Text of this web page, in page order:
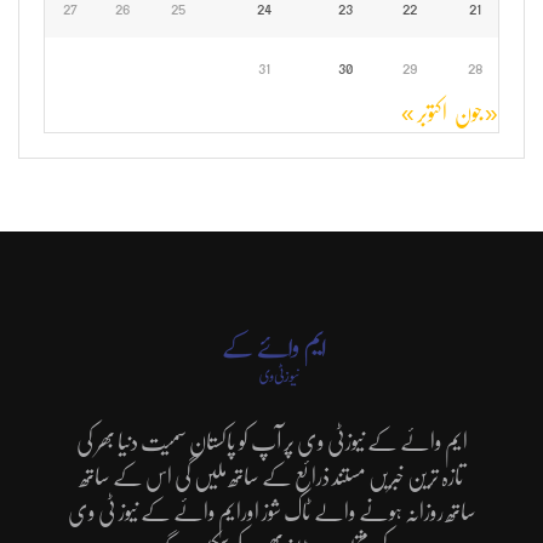
21
22
23
24
25
26
27
28
29
30
31
« جون اکتوبر »
ایم وائے کے نیوزٹی وی پر آپ کو پاکستان سمیت دنیا بھر کی
تازہ ترین خبریں مستند ذرائع کے ساتھ ملیں گی اس کے ساتھ
ساتھ روزانہ ہونے والے ٹاک شوز اورایم وائے کے نیوز ٹی وی